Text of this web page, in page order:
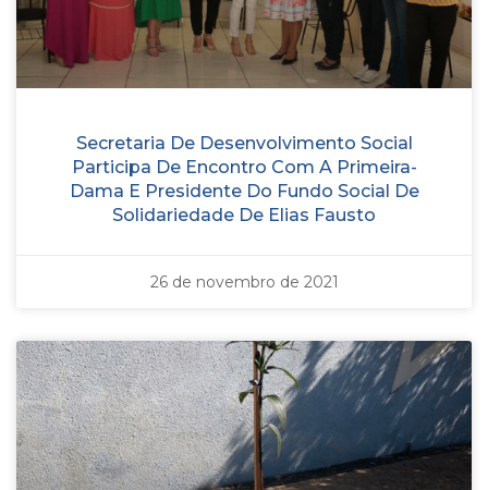
Secretaria De Desenvolvimento Social
Participa De Encontro Com A Primeira-
Dama E Presidente Do Fundo Social De
Solidariedade De Elias Fausto
26 de novembro de 2021